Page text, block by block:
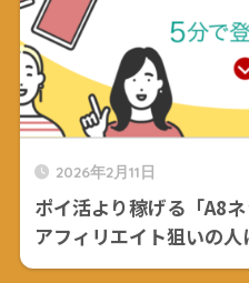
2026年2月11日
ポイ活より稼げる「A8
アフィリエイト狙いの人